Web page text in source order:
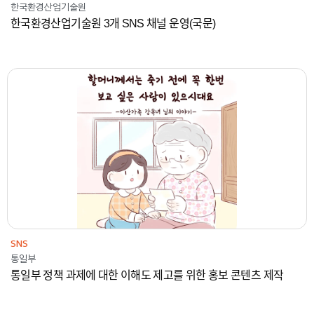
한국환경산업기술원
한국환경산업기술원 3개 SNS 채널 운영(국문)
2023
통일부
SNS
통일부
통일부 정책 과제에 대한 이해도 제고를 위한 홍보 콘텐츠 제작